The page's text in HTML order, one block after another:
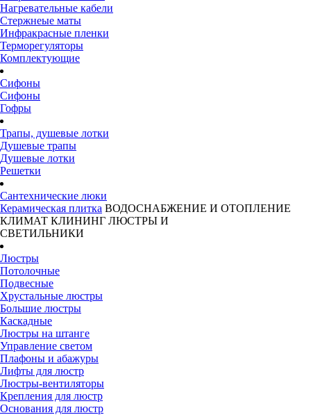
Нагревательные кабели
Стержнеые маты
Инфракрасные пленки
Терморегуляторы
Комплектующие
Сифоны
Сифоны
Гофры
Трапы, душевые лотки
Душевые трапы
Душевые лотки
Решетки
Сантехнические люки
Керамическая плитка ВОДОСНАБЖЕНИЕ И ОТОПЛЕНИЕ
КЛИМАТ КЛИНИНГ ЛЮСТРЫ И
СВЕТИЛЬНИКИ
Люстры
Потолочные
Подвесные
Хрустальные люстры
Большие люстры
Каскадные
Люстры на штанге
Управление светом
Плафоны и абажуры
Лифты для люстр
Люстры-вентиляторы
Крепления для люстр
Основания для люстр